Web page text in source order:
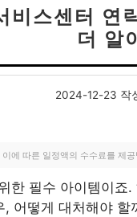
비스센터 연
더 알
2024-12-23 작
에 따른 일정액의 수수료를 제
한 필수 아이템이
어떻게 대처해야